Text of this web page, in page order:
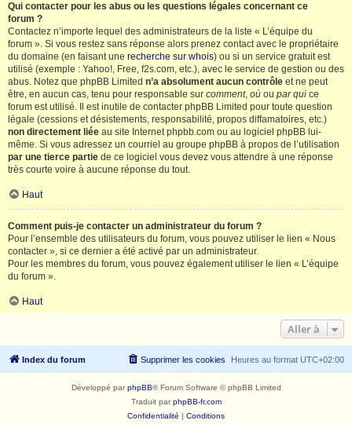
Qui contacter pour les abus ou les questions légales concernant ce
forum ?
Contactez n’importe lequel des administrateurs de la liste « L’équipe du
forum ». Si vous restez sans réponse alors prenez contact avec le propriétaire
du domaine (en faisant une recherche sur whois) ou si un service gratuit est
utilisé (exemple : Yahoo!, Free, f2s.com, etc.), avec le service de gestion ou des
abus. Notez que phpBB Limited n’a absolument aucun contrôle et ne peut
être, en aucun cas, tenu pour responsable sur comment, où ou par qui ce
forum est utilisé. Il est inutile de contacter phpBB Limited pour toute question
légale (cessions et désistements, responsabilité, propos diffamatoires, etc.)
non directement liée au site Internet phpbb.com ou au logiciel phpBB lui-
même. Si vous adressez un courriel au groupe phpBB à propos de l’utilisation
par une tierce partie de ce logiciel vous devez vous attendre à une réponse
très courte voire à aucune réponse du tout.
Haut
Comment puis-je contacter un administrateur du forum ?
Pour l’ensemble des utilisateurs du forum, vous pouvez utiliser le lien « Nous
contacter », si ce dernier a été activé par un administrateur.
Pour les membres du forum, vous pouvez également utiliser le lien « L’équipe
du forum ».
Haut
Aller à
Index du forum Heures au format UTC+02:00
Supprimer les cookies
Développé parphpBB® Forum Software © phpBB Limited
Traduit parphpBB-fr.com
Confidentialité | Conditions